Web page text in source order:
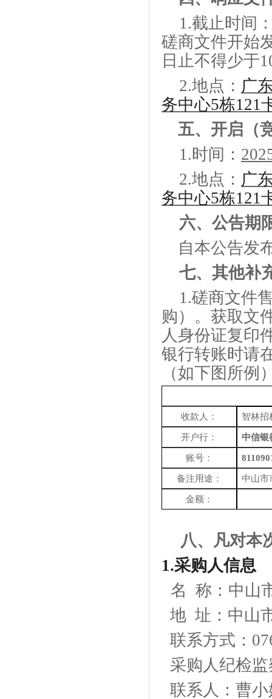
1.截止时间
磋商文件开始
日止不得少于
2.地点： 广
务中心5栋121
五、 开启（
1.时间： 202
2.地点： 广
务中心5栋121
六、 公告期
自本公告发
七、 其他补
1.磋商文件
购）。获取文
人身份证复印
银行转账时请
（如下图所例
收款人： 智林招
开户行： 中信银
账号：
备注用途： 中山市
金额：
八、凡对本
1.采购人信息
名 称： 中山
地 址：中山
联系方式：
采购人纪检
联系人：曹小